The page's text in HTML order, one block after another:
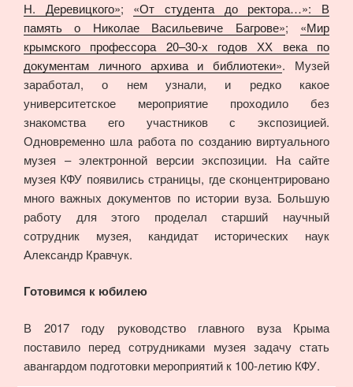
Н. Деревицкого»; «От студента до ректора…»: В
память о Николае Васильевиче Багрове»; «Мир
крымского профессора 20–30-х годов ХХ века по
документам личного архива и библиотеки». Музей
заработал, о нем узнали, и редко какое
университетское мероприятие проходило без
знакомства его участников с экспозицией.
Одновременно шла работа по созданию виртуального
музея – электронной версии экспозиции. На сайте
музея КФУ появились страницы, где сконцентрировано
много важных документов по истории вуза. Большую
работу для этого проделал старший научный
сотрудник музея, кандидат исторических наук
Александр Кравчук.
Готовимся к юбилею
В 2017 году руководство главного вуза Крыма
поставило перед сотрудниками музея задачу стать
авангардом подготовки мероприятий к 100-летию КФУ.